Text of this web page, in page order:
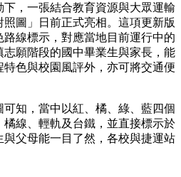
，一張結合教育資源與大眾運輸
圖」日前正式亮相。這項更新版
線標示，對應當地目前運行中的
志願階段的國中畢業生與家長，能
色與校園風評外，亦可將交通便
知，當中以紅、橘、綠、藍四個
線、輕軌及台鐵，並直接標示於
父母能一目了然，各校與捷運站